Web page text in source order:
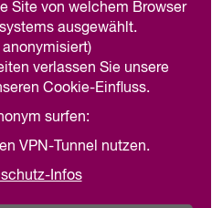
Site von welchem Browser
ausgewählt.
anonymisiert)
verlassen Sie unsere
Cookie-Einfluss.
surfen:
VPN-Tunnel nutzen.
Infos